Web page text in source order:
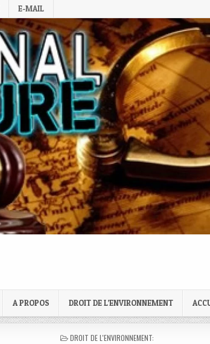
E-MAIL
A PROPOS DROIT DE L’ENVIRONNEMENT
POSTED
DROIT DE L'ENVIRONNEMENT: